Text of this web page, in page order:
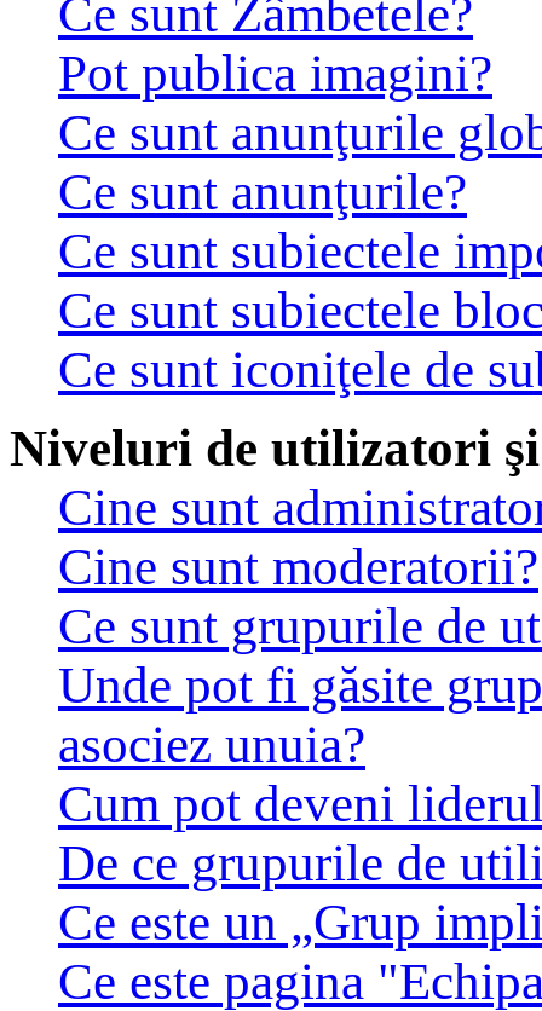
Ce sunt Zâmbetele?
Pot publica imagini?
Ce sunt anunţurile
Ce sunt anunţurile?
Ce sunt subiectele
Ce sunt subiectele
Ce sunt iconiţele de
Niveluri de utilizatori
Cine sunt
Cine sunt moderatorii?
Ce sunt grupurile de
Unde pot fi găsite
asociez unuia?
Cum pot deveni
De ce grupurile de
Ce este un „Grup
Ce este pagina